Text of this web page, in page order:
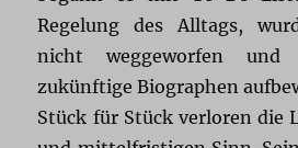
Regelung des Alltags,
nicht weggeworfen und
zukünftige Biographen
Stück für Stück verloren die